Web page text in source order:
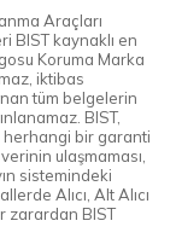
Araçları
BIST kaynaklı en
Koruma Marka
iktibas
tüm belgelerin
BIST,
herhangi bir garanti
ulaşmaması,
sistemindeki
Alıcı, Alt Alıcı
zarardan BIST